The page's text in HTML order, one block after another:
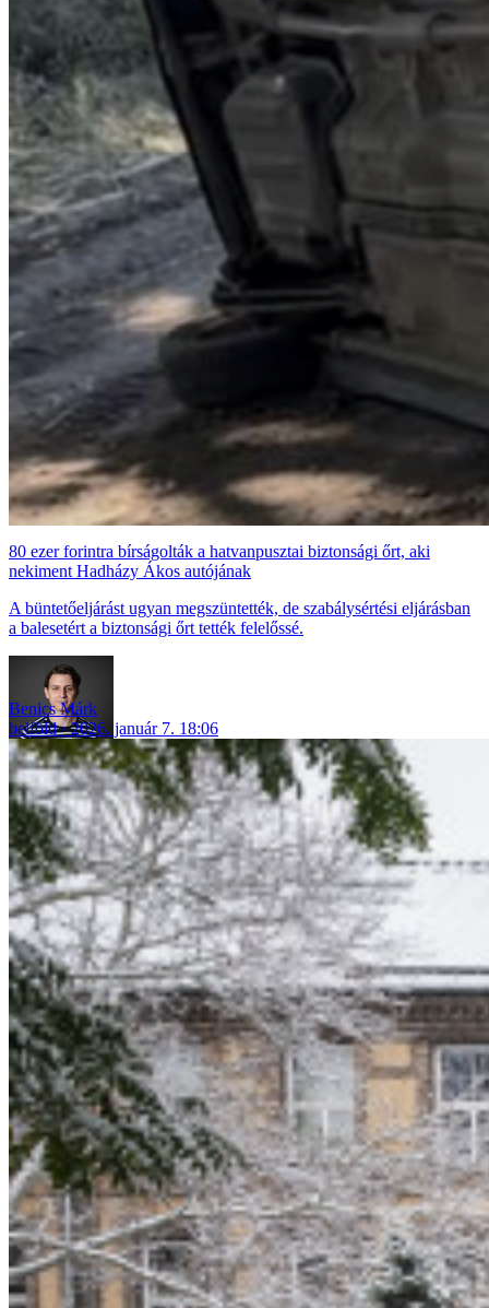
80 ezer forintra bírságolták a hatvanpusztai biztonsági őrt, aki
nekiment Hadházy Ákos autójának
A büntetőeljárást ugyan megszüntették, de szabálysértési eljárásban
a balesetért a biztonsági őrt tették felelőssé.
Benics Márk
belföld
2026. január 7. 18:06